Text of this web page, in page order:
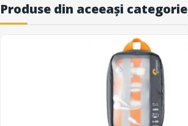
Produse din aceeași categorie